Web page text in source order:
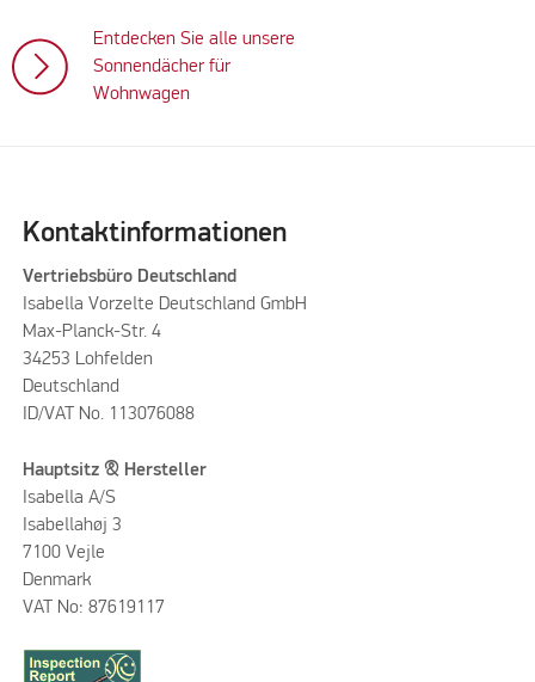
Entdecken Sie alle unsere
Sonnendächer für
Wohnwagen
Kontaktinformationen
Vertriebsbüro Deutschland
Isabella Vorzelte Deutschland GmbH
Max-Planck-Str. 4
34253 Lohfelden
Deutschland
ID/VAT No. 113076088
Hauptsitz & Hersteller
Isabella A/S
Isabellahøj 3
7100 Vejle
Denmark
VAT No: 87619117